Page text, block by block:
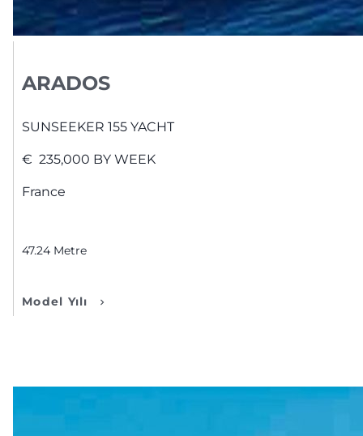
ARADOS
SUNSEEKER 155 YACHT
€ 235,000 BY WEEK
France
47.24 Metre
Model Yılı